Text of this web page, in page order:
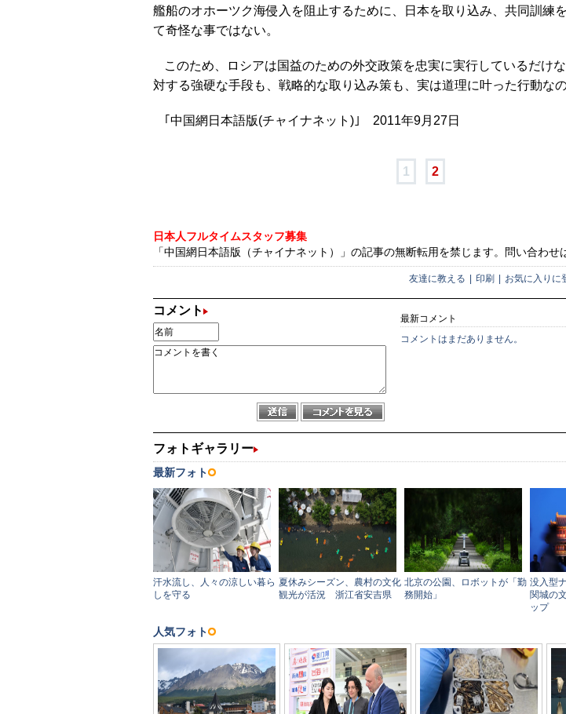
艦船のオホーツク海侵入を阻止するために、日本を取り込み、共同訓練
て奇怪な事ではない。
このため、ロシアは国益のための外交政策を忠実に実行しているだけ
対する強硬な手段も、戦略的な取り込み策も、実は道理に叶った行動なの
｢中国網日本語版(チャイナネット)｣ 2011年9月27日
1 2
日本人フルタイムスタッフ募集
「中国網日本語版（チャイナネット）」の記事の無断転用を禁じます。問い合わ
友達に教える 印刷 お気に入りに
コメント
最新コメント
コメントはまだありません。